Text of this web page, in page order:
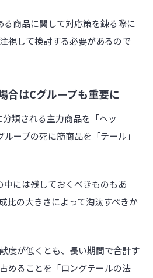
る商品に関して対応策を錬る際に
視して検討する必要があるので
合はCグループも重要に
類される主力商品を「ヘッ
ープの死に筋商品を「テール」
中には残しておくべきものもあ
比の大きさによって淘汰すべきか
度が低くとも、長い期間で合計す
めることを「ロングテールの法